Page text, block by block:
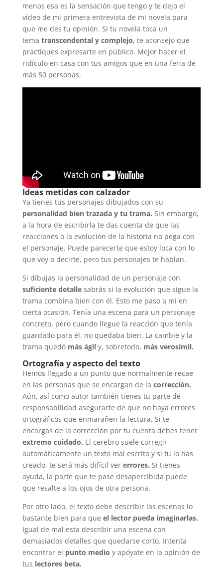
menos esa es la sensación que tengo y te dejo el
vídeo de mi primera entrevista de mi novela para
que me des tu opinión. Si tu novela toca un
tema transcendental y complejo, te aconsejo que
practiques expresarte en público. Mejor hacer el
ridículo en casa con tus amigos que en una feria de
más 50 personas.
Ideas metidas con calzador
Ya tienes tus personajes dibujados con su
personalidad bien trazada y tu trama. Sin embargo,
a la hora de escribirla te das cuenta de que las
reacciones o la evolución de la historia no pega con
el personaje. Puede parecerte que estoy loca con lo
que voy a decirte, pero tus personajes te hablan.
Si dibujas la personalidad de un personaje con
suficiente detallesabrás si la evolución que sigue la
trama combina bien con él. Esto me paso a mi en
cierta ocasión. Tenía una escena para un personaje
concreto, pero cuando llegue la reacción que tenía
guardado para él, no quedaba bien. La cambie y la
trama quedó más ágily, sobretodo, más verosímil.
Ortografía y aspecto del texto
Hemos llegado a un punto que normalmente recae
en las personas que se encargan de la corrección.
Aún, así como autor también tienes tu parte de
responsabilidad asegurarte de que no haya errores
ortográficos que enmarañen la lectura. Si te
encargas de la corrección por tu cuenta debes tener
extremo cuidado. El cerebro suele corregir
automáticamente un texto mal escrito y si tu lo has
creado, te será más difícil vererrores. Si tienes
ayuda, la parte que te pase desapercibida puede
que resalte a los ojos de otra persona.
Por otro lado, el texto debe describir las escenas lo
bastante bien para que el lector pueda imaginarlas.
Igual de mal esta describir una escena con
demasiados detalles que quedarse corto. Intenta
encontrar el punto medio y apóyate en la opinión de
tus lectores beta.